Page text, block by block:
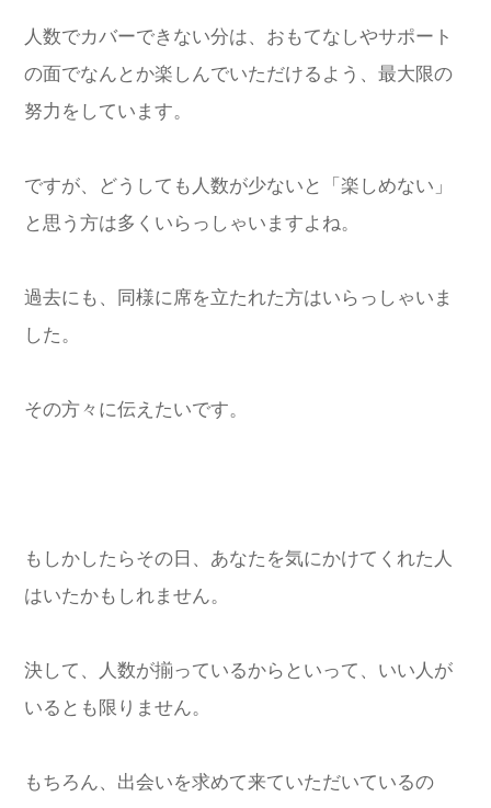
人数でカバーできない分は、おもてなしやサポート
の面でなんとか楽しんでいただけるよう、最大限の
努力をしています。
ですが、どうしても人数が少ないと「楽しめない」
と思う方は多くいらっしゃいますよね。
過去にも、同様に席を立たれた方はいらっしゃいま
した。
その方々に伝えたいです。
もしかしたらその日、あなたを気にかけてくれた人
はいたかもしれません。
決して、人数が揃っているからといって、いい人が
いるとも限りません。
もちろん、出会いを求めて来ていただいているの